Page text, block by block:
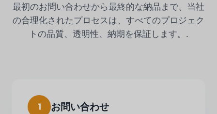
最初のお問い合わせから最終的な納品まで、当社
の合理化されたプロセスは、すべてのプロジェク
トの品質、透明性、納期を保証します。.
1 お問い合わせ